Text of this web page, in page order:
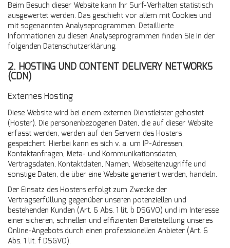
Beim Besuch dieser Website kann Ihr Surf-Verhalten statistisch
ausgewertet werden. Das geschieht vor allem mit Cookies und
mit sogenannten Analyseprogrammen. Detaillierte
Informationen zu diesen Analyseprogrammen finden Sie in der
folgenden Datenschutzerklärung.
2. HOSTING UND CONTENT DELIVERY NETWORKS
(CDN)
Externes Hosting
Diese Website wird bei einem externen Dienstleister gehostet
(Hoster). Die personenbezogenen Daten, die auf dieser Website
erfasst werden, werden auf den Servern des Hosters
gespeichert. Hierbei kann es sich v. a. um IP-Adressen,
Kontaktanfragen, Meta- und Kommunikationsdaten,
Vertragsdaten, Kontaktdaten, Namen, Webseitenzugriffe und
sonstige Daten, die über eine Website generiert werden, handeln.
Der Einsatz des Hosters erfolgt zum Zwecke der
Vertragserfüllung gegenüber unseren potenziellen und
bestehenden Kunden (Art. 6 Abs. 1 lit. b DSGVO) und im Interesse
einer sicheren, schnellen und effizienten Bereitstellung unseres
Online-Angebots durch einen professionellen Anbieter (Art. 6
Abs. 1 lit. f DSGVO).